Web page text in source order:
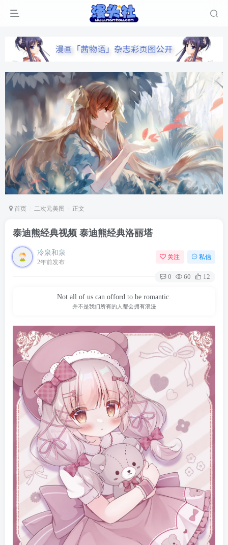
首页 二次元美图 正文
泰迪熊经典视频 泰迪熊经典洛丽塔
冷泉和泉
2年前发布
关注 私信
0 60 12
Not all of us can offord to be romantic.
并不是我们所有的人都会拥有浪漫